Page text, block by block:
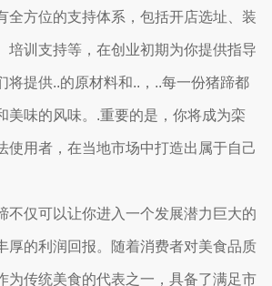
全方位的支持体系，包括开店选址、装
培训支持等，在创业初期为你提供指导
将提供..的原材料和..，..每一份猪蹄都
美味的风味。.重要的是，你将成为栾
使用者，在当地市场中打造出属于自己
不仅可以让你进入一个发展潜力巨大的
厚的利润回报。随着消费者对美食品质
为传统美食的代表之一，具备了满足市